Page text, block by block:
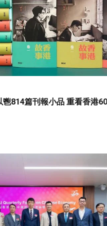
814篇刊報小品 重看香港